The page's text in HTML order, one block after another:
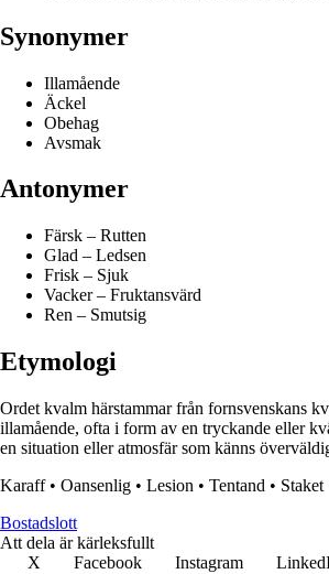
Synonymer
Illamående
Äckel
Obehag
Avsmak
Antonymer
Färsk – Rutten
Glad – Ledsen
Frisk – Sjuk
Vacker – Fruktansvärd
Ren – Smutsig
Etymologi
Ordet kvalm härstammar från fornsvenskans
illamående, ofta i form av en tryckande eller
en situation eller atmosfär som känns
Karaff• Oansenlig • Lesion • Tentand • Staket
Bostadslott
Att dela är kärleksfullt
X
Facebook Instagram